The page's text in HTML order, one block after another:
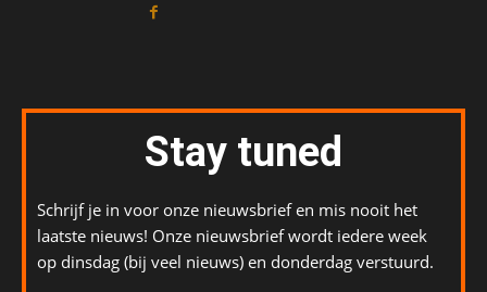
Stay tuned
Schrijf je in voor onze nieuwsbrief en mis nooit het
laatste nieuws! Onze nieuwsbrief wordt iedere week
op dinsdag (bij veel nieuws) en donderdag verstuurd.